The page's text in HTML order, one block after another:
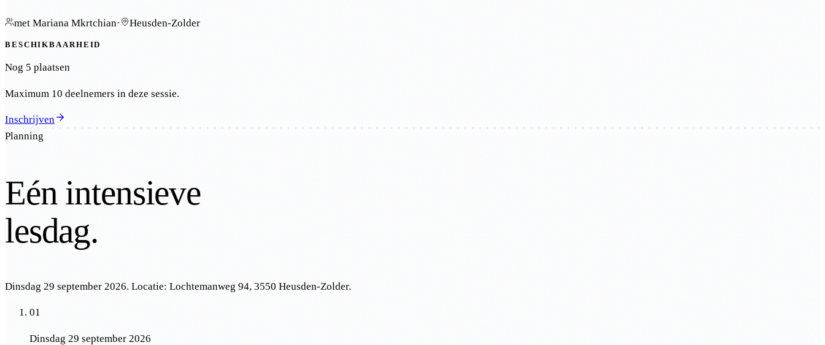
met Mariana Mkrtchian· Heusden-Zolder
BESCHIKBAARHEID
Nog 5 plaatsen
Maximum 10 deelnemers in deze sessie.
Inschrijven
Planning
Eén intensieve
lesdag.
Dinsdag 29 september 2026. Locatie: Lochtemanweg 94, 3550 Heusden-Zolder.
01
Dinsdag 29 september 2026